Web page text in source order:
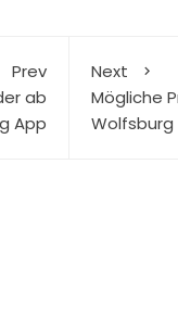
Prev
ab
App
Next
Mögliche
Wolfsburg